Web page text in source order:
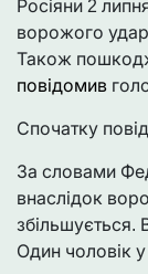
Росіяни 2
ворожого
Також
повідомив
Спочатку
За словами
внаслідок
збільшується.
Один чоловік